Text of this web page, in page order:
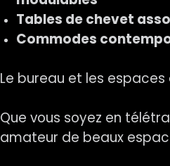
Tables de chevet
Commodes
Le bureau et les
Que vous soyez en
amateur de beaux